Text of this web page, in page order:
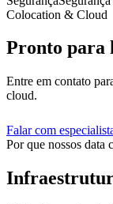
Colocation & Cloud
Pronto para
Entre em contato
cloud.
Falar com
Por que nossos data